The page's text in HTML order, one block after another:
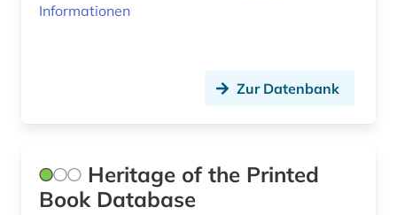
digitalisat (3)
din-norm (2)
discovery system (1)
Informationen
Zur Datenbank
Heritage of the Printed
Book Database